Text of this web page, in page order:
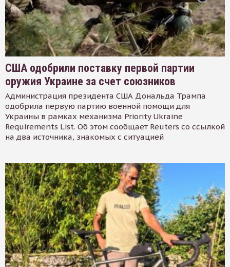
США одобрили поставку первой партии
оружия Украине за счет союзников
Администрация президента США Дональда Трампа
одобрила первую партию военной помощи для
Украины в рамках механизма Priority Ukraine
Requirements List. Об этом сообщает Reuters со ссылкой
на два источника, знакомых с ситуацией